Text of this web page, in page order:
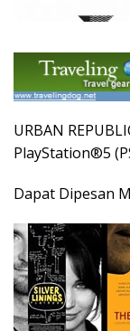
URBAN
PlayStation®5
Dapat Dipesan